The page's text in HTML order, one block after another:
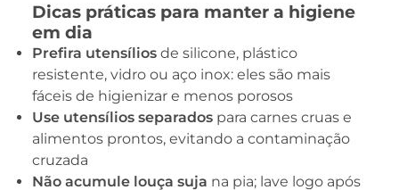
Dicas práticas para manter a higiene
em dia
Prefira utensílios de silicone, plástico
resistente, vidro ou aço inox: eles são mais
fáceis de higienizar e menos porosos
Use utensílios separados para carnes cruas e
alimentos prontos, evitando a contaminação
cruzada
Não acumule louça suja na pia; lave logo após